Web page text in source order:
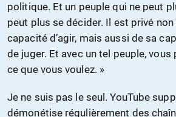
politique. Et un peuple qui ne peut
peut plus se décider. Il est privé
capacité d’agir, mais aussi de sa
de juger. Et avec un tel peuple,
ce que vous voulez. »
Je ne suis pas le seul. YouTube
démonétise régulièrement des